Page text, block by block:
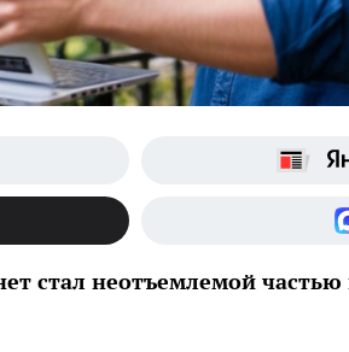
стал неотъемлемой